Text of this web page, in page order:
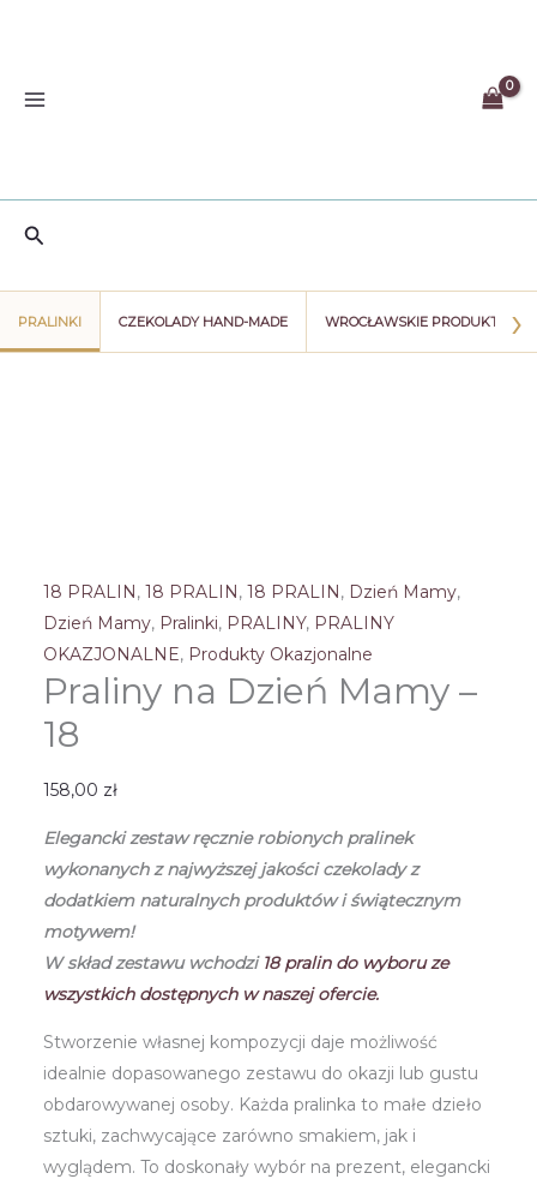
Szukaj
PRALINKI CZEKOLADY HAND-MADE WROCŁAWSKIE PRODUKTY ›
18 PRALIN, 18 PRALIN, 18 PRALIN, Dzień Mamy,
Dzień Mamy, Pralinki, PRALINY, PRALINY
OKAZJONALNE, Produkty Okazjonalne
Praliny na Dzień Mamy –
18
158,00 zł
Elegancki zestaw ręcznie robionych pralinek
wykonanych z najwyższej jakości czekoladyz
dodatkiem naturalnych produktów i świątecznym
motywem!
W skład zestawu wchodzi18pralin do wyboru ze
wszystkich dostępnych w naszej ofercie.
Stworzenie własnej kompozycji daje możliwość
idealnie dopasowanego zestawu do okazji lub gustu
obdarowywanej osoby. Każda pralinka to małe dzieło
sztuki, zachwycające zarówno smakiem, jak i
wyglądem. To doskonały wybór na prezent, elegancki